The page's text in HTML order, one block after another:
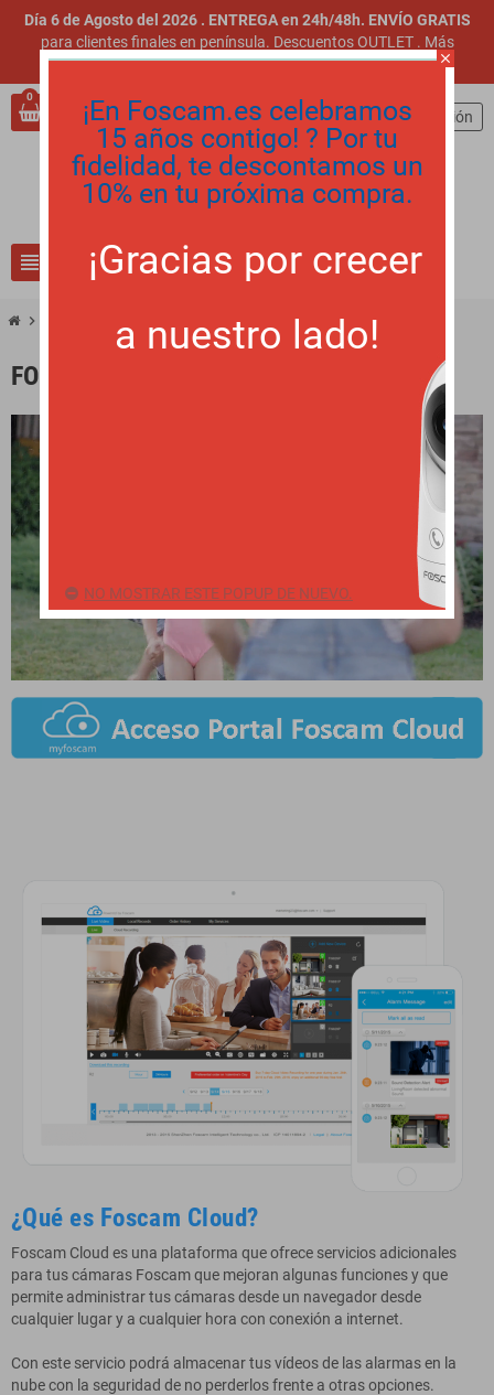
Día 6 de Agosto del 2026 . ENTREGA en 24h/48h. ENVÍO GRATIS
para clientes finales en península. Descuentos OUTLET . Más
información.
0
view_headline search
personIniciar sesión
chevron_right
FOSCAM CLOUD
¿Qué es Foscam Cloud?
Foscam Cloud es una plataforma que ofrece servicios adicionales
para tus cámaras Foscamque mejoran algunas funciones y que
permite administrar tus cámaras desde un navegador desde
cualquier lugar y a cualquier hora con conexión a internet.
Con este servicio podrá almacenar tus vídeos de las alarmas en la
nube con la seguridad de no perderlos frente a otras opciones.
close
¡En Foscam.es celebramos
15 años contigo! ? Por tu
fidelidad, te descontamos un
10% en tu próxima compra.
¡Gracias por crecer
a nuestro lado!
NO MOSTRAR ESTE POPUP DE NUEVO.